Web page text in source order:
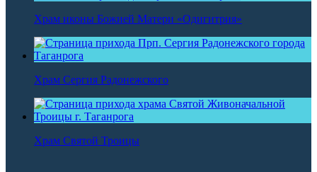
Храм иконы Божией Матери «Одигитрия»
Храм Сергия Радонежского
Храм Святой Троицы